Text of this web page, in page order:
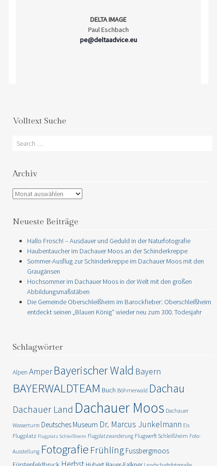
DELTA IMAGE
Paul Eschbach
pe@deltaadvice.eu
Volltext Suche
Search
Archiv
Archiv
Neueste Beiträge
Hallo Frosch! – Ausdauer und Geduld in der Naturfotografie
Haubentaucher im Dachauer Moos an der Schinderkreppe
Sommer-Ausflug zur Schinderkreppe im Dachauer Moos mit den
Graugänsen
Hochsommer im Dachauer Moos in der Welt mit den großen
Abbildungsmaßstäben
Die Gemeinde Oberschleißheim im Barockfieber: Oberschleißheim
entdeckt seinen „Blauen König“ wieder neu zum 300. Todesjahr
Schlagwörter
Alpen AmperBayerischer Wald Bayern
BAYERWALDTEAM Buch Böhmerwald Dachau
Dachauer Land Dachauer Moos Dachauer
Wasserturm Deutsches Museum Dr. Marcus Junkelmann Eis
Flugplatz Flugplatz Schleißheim Flugplatzwanderung Flugwerft Schleißheim Foto-
Ausstellung Fotografie Frühling Fussbergmoos